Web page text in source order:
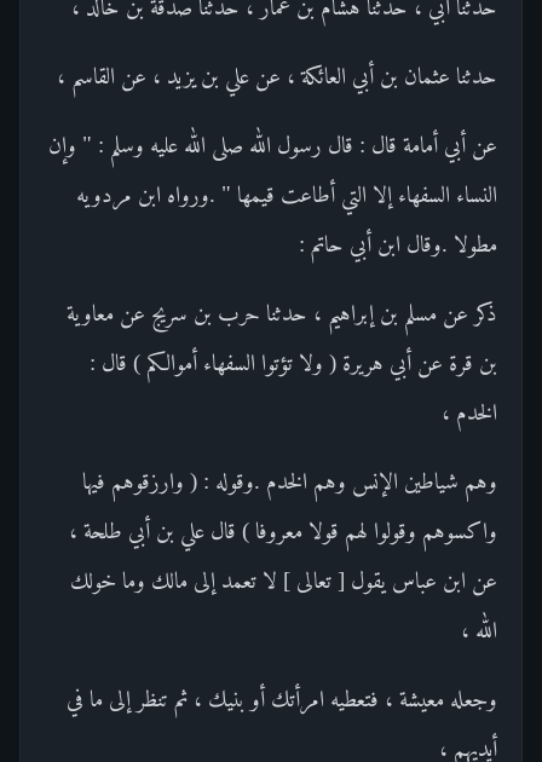
حدثنا أبي ، حدثنا هشام بن عمار ، حدثنا صدقة بن خالد ،
حدثنا عثمان بن أبي العائكة ، عن علي بن يزيد ، عن القاسم ،
عن أبي أمامة قال : قال رسول الله صلى الله عليه وسلم : " وإن
النساء السفهاء إلا التي أطاعت قيمها " .ورواه ابن مردويه
مطولا .وقال ابن أبي حاتم :
ذكر عن مسلم بن إبراهيم ، حدثنا حرب بن سريج عن معاوية
بن قرة عن أبي هريرة ( ولا تؤتوا السفهاء أموالكم ) قال :
الخدم ،
وهم شياطين الإنس وهم الخدم .وقوله : ( وارزقوهم فيها
واكسوهم وقولوا لهم قولا معروفا ) قال علي بن أبي طلحة ،
عن ابن عباس يقول [ تعالى ] لا تعمد إلى مالك وما خولك
الله ،
وجعله معيشة ، فتعطيه امرأتك أو بنيك ، ثم تنظر إلى ما في
أيديهم ،